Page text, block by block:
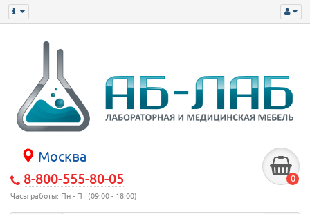
Москва
8-800-555-80-05
Часы работы: Пн - Пт (09:00 - 18:00)
0